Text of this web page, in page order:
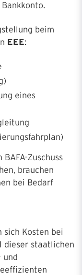
beim
EEE:
eines
Zuschuss
brauchen
bei Bedarf
sich Kosten bei
dieser staatlichen
und